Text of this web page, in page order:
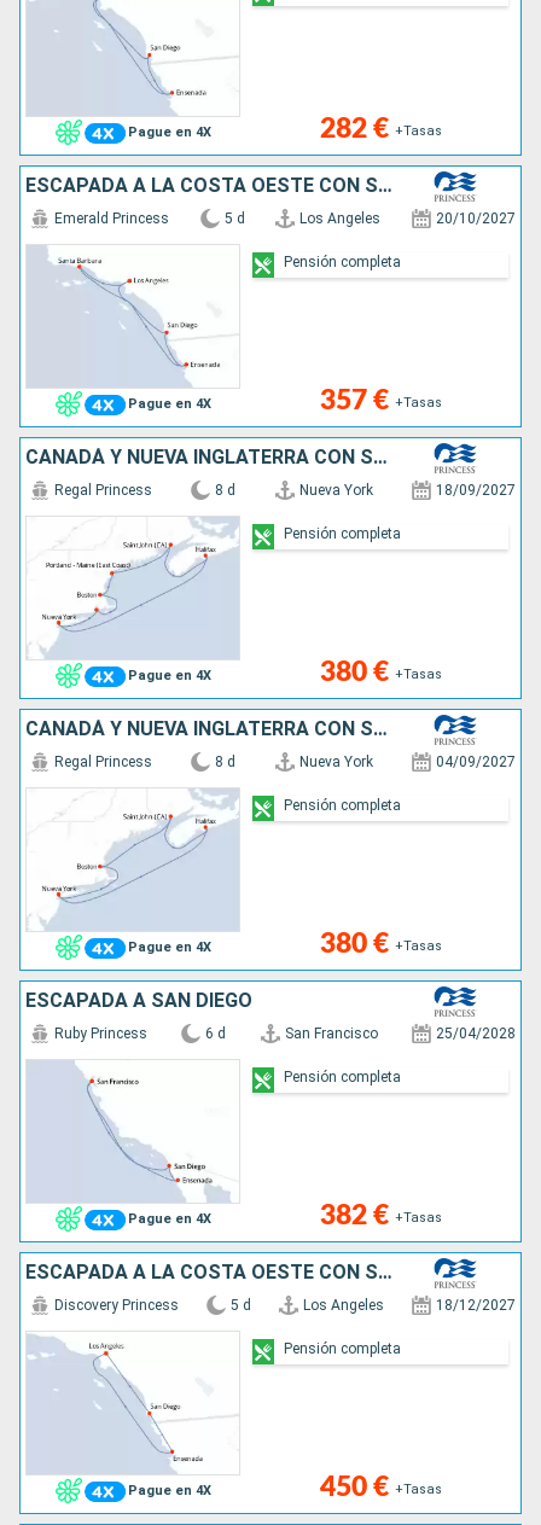
Pague en 4X 282 € +Tasas
ESCAPADA A LA COSTA OESTE CON SAN DIEGO
Pague en 4X
Emerald Princess 5 d Los Angeles 20/10/2027
357 € +Tasas
Pensión completa
CANADÁ Y NUEVA INGLATERRA CON SAINT JOHN
Pague en 4X
Regal Princess 8 d Nueva York 18/09/2027
380 € +Tasas
Pensión completa
CANADÁ Y NUEVA INGLATERRA CON SAINT JOHN
Pague en 4X
Regal Princess 8 d Nueva York 04/09/2027
380 € +Tasas
Pensión completa
ESCAPADA A SAN DIEGO
Pague en 4X
Ruby Princess 6 d San Francisco 25/04/2028
382 € +Tasas
Pensión completa
ESCAPADA A LA COSTA OESTE CON SAN DIEGO
Pague en 4X
Discovery Princess 5 d Los Angeles 18/12/2027
450 € +Tasas
Pensión completa